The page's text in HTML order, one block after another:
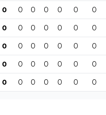
0 0 0 0 0 0 0
0 0 0 0 0 0 0
0 0 0 0 0 0 0
0 0 0 0 0 0 0
0 0 0 0 0 0 0